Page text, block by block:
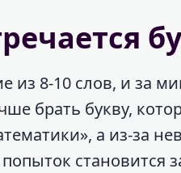
из 8-10 слов, и за
брать букву,
а из-за
становится